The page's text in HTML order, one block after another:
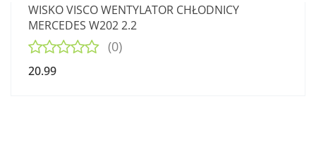
WISKO VISCO WENTYLATOR CHŁODNICY
MERCEDES W202 2.2
(0)
20.99